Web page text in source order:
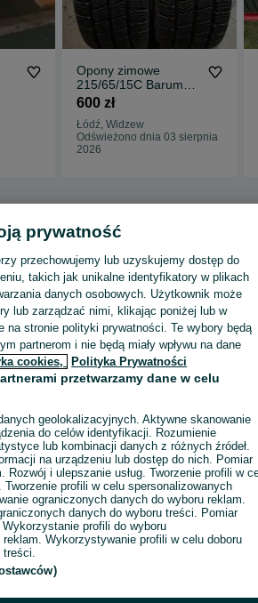
Opony zimowe
215/65/15C Barum
2szt 10mm 2022r
600 zł
Łódź, Widzew
Odświeżono dnia 03 sierpnia
2026
Opony i Felgi Opony
Wyświetlenia:
Wyślij wiadomość
prywatność
przechowujemy lub uzyskujemy dostęp do
takich jak unikalne identyfikatory w plikach
danych osobowych. Użytkownik może
lub zarządzać nimi, klikając poniżej lub w
na stronie polityki prywatności. Te wybory będą
partnerom i nie będą miały wpływu na dane
cookies, Polityka Prywatności
przetwarzamy dane w celu
geolokalizacyjnych. Aktywne skanowanie
do celów identyfikacji. Rozumienie
lub kombinacji danych z różnych źródeł.
na urządzeniu lub dostęp do nich. Pomiar
Rozwój i ulepszanie usług. Tworzenie profili w
profili w celu spersonalizowanych
ograniczonych danych do wyboru reklam.
danych do wyboru treści. Pomiar
profili do wyboru
Wykorzystywanie profili w celu doboru
treści.